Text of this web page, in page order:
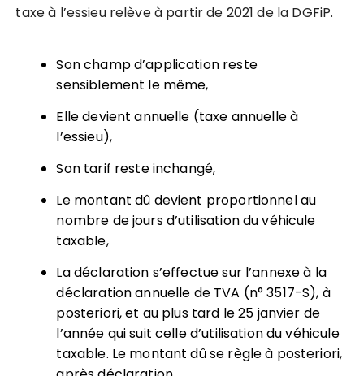
taxe à l’essieu relève à partir de 2021 de la DGFiP.
Son champ d’application reste
sensiblement le même,
Elle devient annuelle (taxe annuelle à
l’essieu),
Son tarif reste inchangé,
Le montant dû devient proportionnel au
nombre de jours d’utilisation du véhicule
taxable,
La déclaration s’effectue sur l’annexe à la
déclaration annuelle de TVA (n° 3517-S), à
posteriori, et au plus tard le 25 janvier de
l’année qui suit celle d’utilisation du véhicule
taxable. Le montant dû se règle à posteriori,